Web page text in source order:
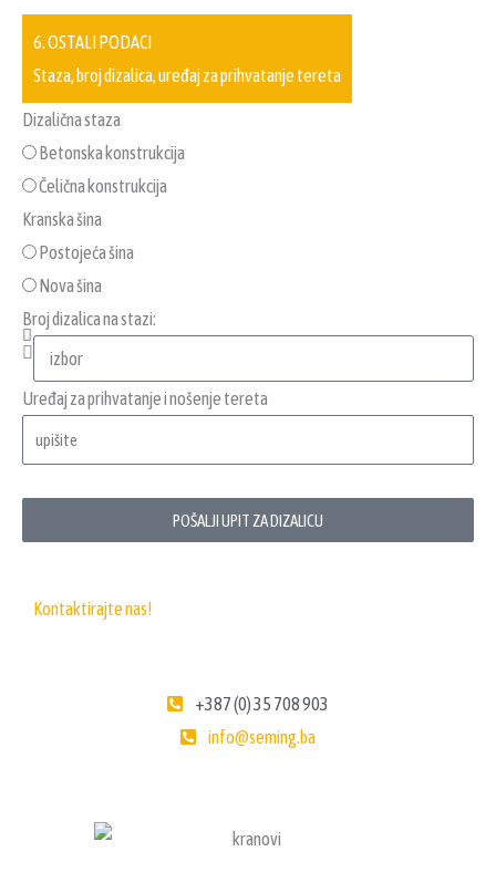
6. OSTALI PODACI
Staza, broj dizalica, uređaj za prihvatanje tereta
Dizalična staza
Betonska konstrukcija
Čelična konstrukcija
Kranska šina
Postojeća šina
Nova šina
Broj dizalica na stazi:
Uređaj za prihvatanje i nošenje tereta
POŠALJI UPIT ZA DIZALICU
Kontaktirajte nas!
+387 (0) 35 708 903
info@seming.ba